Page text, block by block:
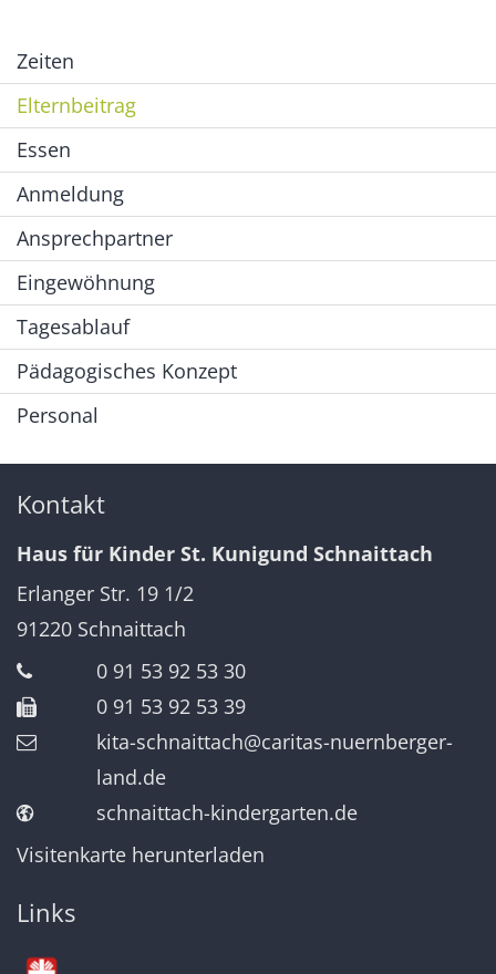
Zeiten
Elternbeitrag
Essen
Anmeldung
Ansprechpartner
Eingewöhnung
Tagesablauf
Pädagogisches Konzept
Personal
Kontakt
Haus für Kinder St. Kunigund Schnaittach
Erlanger Str. 19 1/2
91220 Schnaittach
0 91 53 92 53 30
0 91 53 92 53 39
kita-schnaittach@caritas-nuernberger-
land.de
schnaittach-kindergarten.de
Visitenkarte herunterladen
Links